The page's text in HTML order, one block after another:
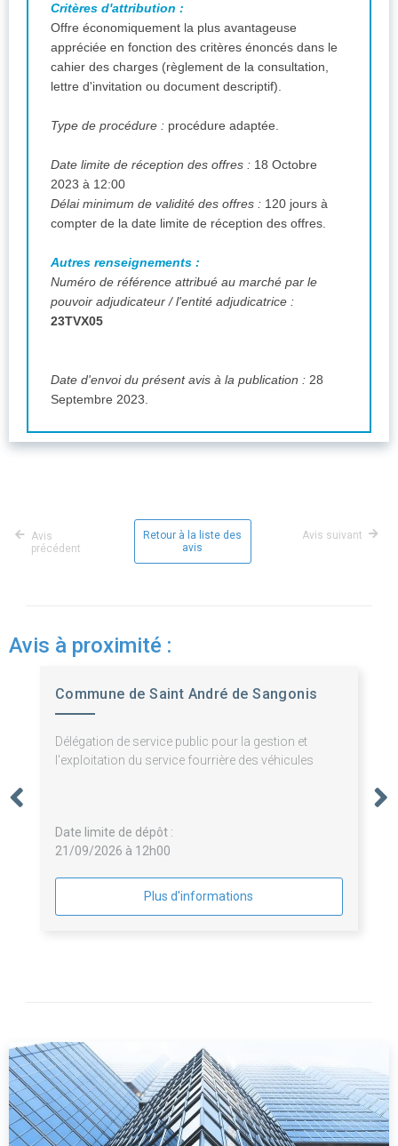
Critères d'attribution :
Offre économiquement la plus avantageuse
appréciée en fonction des critères énoncés dans le
cahier des charges (règlement de la consultation,
lettre d'invitation ou document descriptif).
Type de procédure : procédure adaptée.
Date limite de réception des offres : 18 Octobre
2023 à 12:00
Délai minimum de validité des offres : 120 jours à
compter de la date limite de réception des offres.
Autres renseignements :
Numéro de référence attribué au marché par le
pouvoir adjudicateur / l'entité adjudicatrice :
23TVX05
Date d'envoi du présent avis à la publication : 28
Septembre 2023.
Avis
précédent
Retour à la liste des
avis
Avis suivant
Avis à proximité :
Commune de Saint André de Sangonis
Délégation de service public pour la gestion et
l'exploitation du service fourrière des véhicules
Date limite de dépôt :
21/09/2026 à 12h00
Plus d'informations